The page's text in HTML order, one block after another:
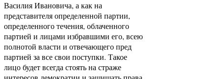
Василия Ивановича, а как на
представителя определенной партии,
определенного течения, облаченного
партией и лицами избравшими его, всею
полнотой власти и отвечающего пред
партией за все свои поступки. Такое
лицо будет всегда стоять на страже